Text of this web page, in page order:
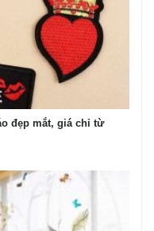
đẹp mắt, giá chỉ từ